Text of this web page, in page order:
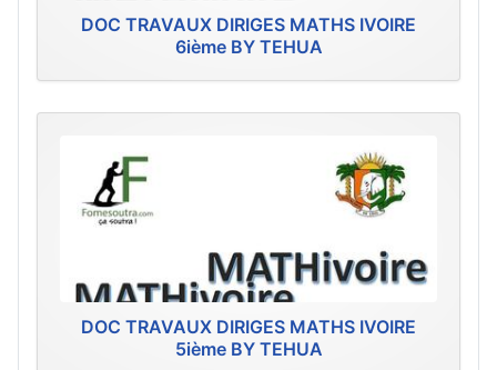
DOC TRAVAUX DIRIGES MATHS IVOIRE
6ième BY TEHUA
DOC TRAVAUX DIRIGES MATHS IVOIRE
5ième BY TEHUA